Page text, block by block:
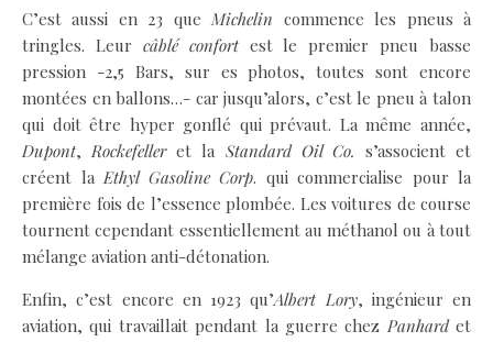
C’est aussi en 23 queMichelin commence les pneus à
tringles. Leur câblé confortest le premier pneu basse
pression -2,5 Bars, sur es photos, toutes sont encore
montées en ballons…- car jusqu’alors, c’est le pneu à talon
qui doit être hyper gonflé qui prévaut. La même année,
Dupont,Rockefelleret la Standard Oil Co. s’associent et
créent laEthyl Gasoline Corp. qui commercialise pour la
première fois de l’essence plombée. Les voitures de course
tournent cependant essentiellement au méthanol ou à tout
mélange aviation anti-détonation.
Enfin, c’est encore en 1923 qu’Albert Lory, ingénieur en
aviation, qui travaillait pendant la guerre chezPanhardet